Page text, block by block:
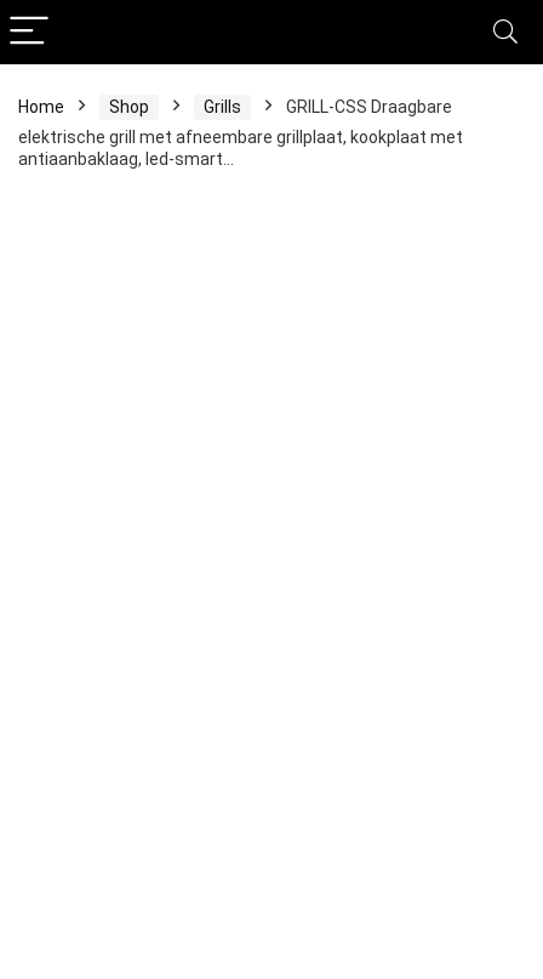
Home Shop Grills
GRILL-CSS Draagbare
elektrische grill met afneembare grillplaat, kookplaat met
antiaanbaklaag, led-smart…